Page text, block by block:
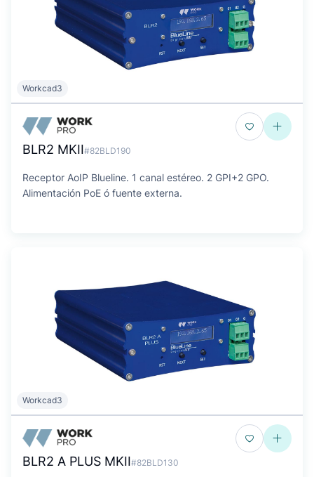
Workcad3
BLR2 MKII#82BLD190
Receptor AoIP Blueline. 1 canal estéreo. 2 GPI+2 GPO.
Alimentación PoE ó fuente externa.
Workcad3
BLR2 A PLUS MKII#82BLD130